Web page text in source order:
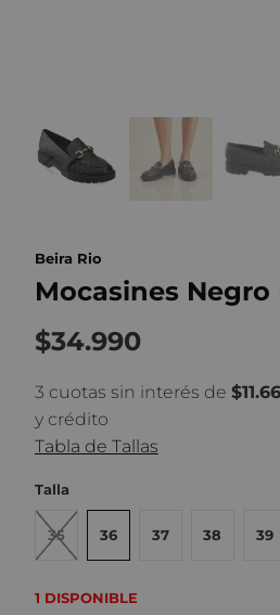
Beira Rio
Mocasines Negro
$34.990
3 cuotas sin interés de
y crédito
Tabla de Tallas
Talla
35 36 37 38 39
1 DISPONIBLE